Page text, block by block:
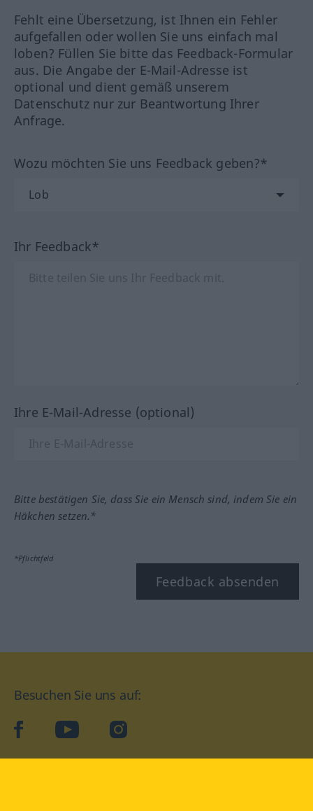
Fehlt eine Übersetzung, ist Ihnen ein Fehler
aufgefallen oder wollen Sie uns einfach mal
loben? Füllen Sie bitte das Feedback-Formular
aus. Die Angabe der E-Mail-Adresse ist
optional und dient gemäß unserem
Datenschutz nur zur Beantwortung Ihrer
Anfrage.
Wozu möchten Sie uns Feedback geben?*
Ihr Feedback*
Ihre E-Mail-Adresse (optional)
Bitte bestätigen Sie, dass Sie ein Mensch sind, indem Sie ein
Häkchen setzen.*
*Pflichtfeld
Feedback absenden
Besuchen Sie uns auf:
facebookYouTube Instagram